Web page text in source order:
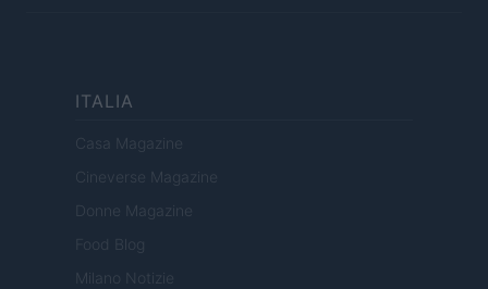
ITALIA
Casa Magazine
Cineverse Magazine
Donne Magazine
Food Blog
Milano Notizie